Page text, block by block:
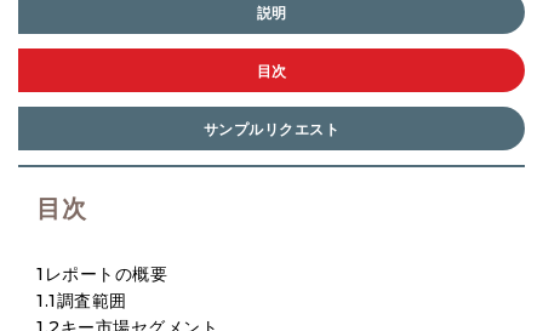
説明
目次
サンプルリクエスト
目次
1レポートの概要
1.1調査範囲